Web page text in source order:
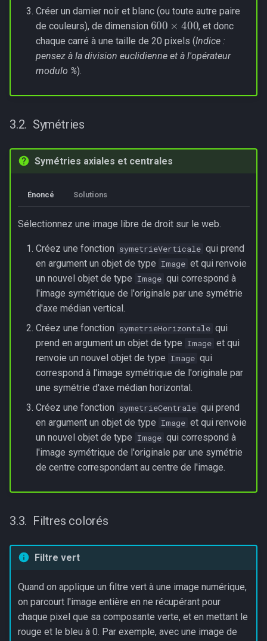
Créer un damier noir et blanc (ou toute autre paire
de couleurs), de dimension
600×400
, et donc
chaque carré à une taille de 20 pixels (Indice :
pensez à la division euclidienne et à l'opérateur
modulo %).
Symétries
Symétries axiales et centrales
Énoncé Solutions
Sélectionnez une image libre de droit sur le web.
Créez une fonction symetrieVerticale qui prend
en argument un objet de type Image et qui renvoie
un nouvel objet de type Image qui correspond à
l'image symétrique de l'originale par une symétrie
d'axe médian vertical.
Créez une fonction symetrieHorizontale qui
prend en argument un objet de type Image et qui
renvoie un nouvel objet de type Image qui
correspond à l'image symétrique de l'originale par
une symétrie d'axe médian horizontal.
Créez une fonction symetrieCentrale qui prend
en argument un objet de type Image et qui renvoie
un nouvel objet de type Image qui correspond à
l'image symétrique de l'originale par une symétrie
de centre correspondant au centre de l'image.
Filtres colorés
Filtre vert
Quand on applique un filtre vert à une image numérique,
on parcourt l'image entière en ne récupérant pour
chaque pixel que sa composante verte, et en mettant le
rouge et le bleu à 0. Par exemple, avec une image de